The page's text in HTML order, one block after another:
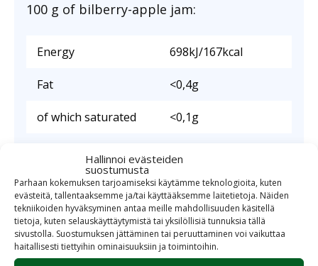
Hallinnoi evästeiden
suostumusta
Parhaan kokemuksen tarjoamiseksi käytämme teknologioita, kuten
evästeitä, tallentaaksemme ja/tai käyttääksemme laitetietoja. Näiden
tekniikoiden hyväksyminen antaa meille mahdollisuuden käsitellä
tietoja, kuten selauskäyttäytymistä tai yksilöllisiä tunnuksia tällä
sivustolla. Suostumuksen jättäminen tai peruuttaminen voi vaikuttaa
haitallisesti tiettyihin ominaisuuksiin ja toimintoihin.
100 g of bilberry-apple jam:
Energy 698kJ/167kcal
Fat <0,4g
of which saturated <0,1g
of which sugars 38g
Protein <0,3g
Salt <0,01g